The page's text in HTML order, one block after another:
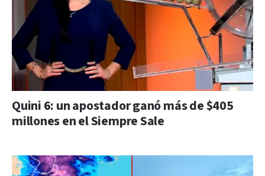
Quini 6: un apostador ganó más de $405
millones en el Siempre Sale